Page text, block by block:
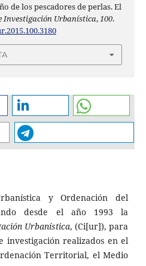
de los pescadores de perlas. El
Investigación Urbanística,100.
y Ordenación del
desde el año 1993 la
Urbanística, (Ci[ur]), para
investigación realizados en el
Territorial, el Medio